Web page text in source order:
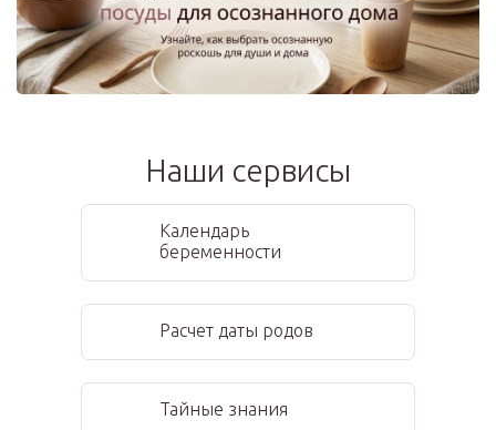
Наши сервисы
Календарь
беременности
Расчет даты родов
Тайные знания